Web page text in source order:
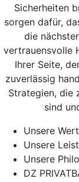
Sicherheiten
sorgen dafür,
die
vertrauensvolle
Ihrer Seite,
zuverlässig
Strategien, die
sind
Unsere
Unsere
Unsere
DZ